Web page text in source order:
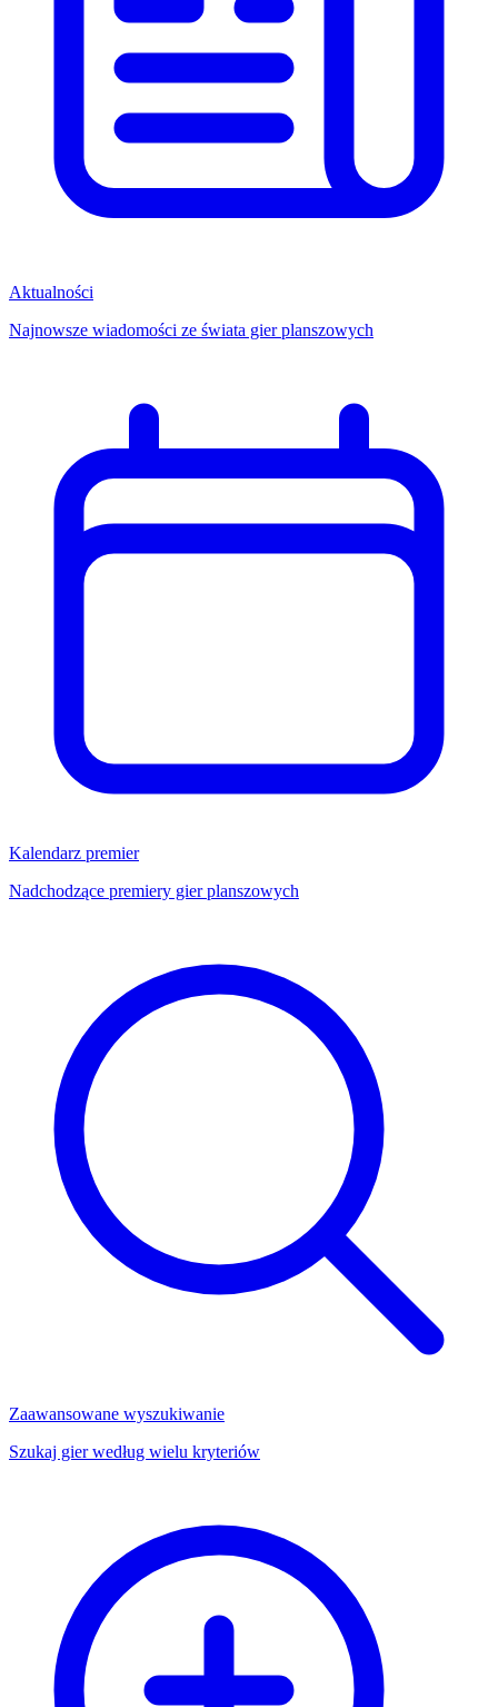
Aktualności
Najnowsze wiadomości ze świata gier planszowych
Kalendarz premier
Nadchodzące premiery gier planszowych
Zaawansowane wyszukiwanie
Szukaj gier według wielu kryteriów